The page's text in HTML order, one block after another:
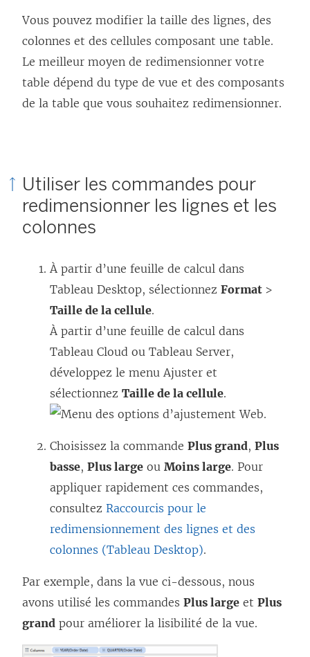
Vous pouvez modifier la taille des lignes, des
colonnes et des cellules composant une table.
Le meilleur moyen de redimensionner votre
table dépend du type de vue et des composants
de la table que vous souhaitez redimensionner.
Utiliser les commandes pour
redimensionner les lignes et les
colonnes
À partir d’une feuille de calcul dans
Tableau Desktop, sélectionnez Format >
Taille de la cellule.
À partir d’une feuille de calcul dans
Tableau Cloud ou Tableau Server,
développez le menu Ajuster et
sélectionnez Taille de la cellule.
Choisissez la commande Plus grand, Plus
basse, Plus large ou Moins large. Pour
appliquer rapidement ces commandes,
consultez Raccourcis pour le
redimensionnement des lignes et des
colonnes (Tableau Desktop).
Par exemple, dans la vue ci-dessous, nous
avons utilisé les commandes Plus large et Plus
grand pour améliorer la lisibilité de la vue.